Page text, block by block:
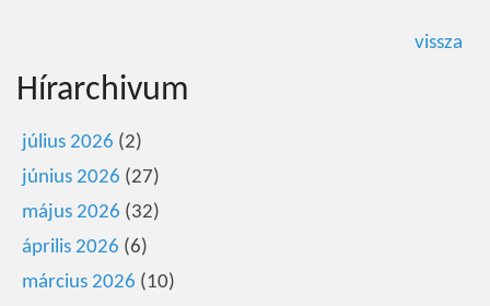
vissza
Hírarchivum
július 2026 (2)
június 2026 (27)
május 2026 (32)
április 2026 (6)
március 2026 (10)